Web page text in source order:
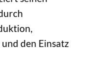
den Einsatz